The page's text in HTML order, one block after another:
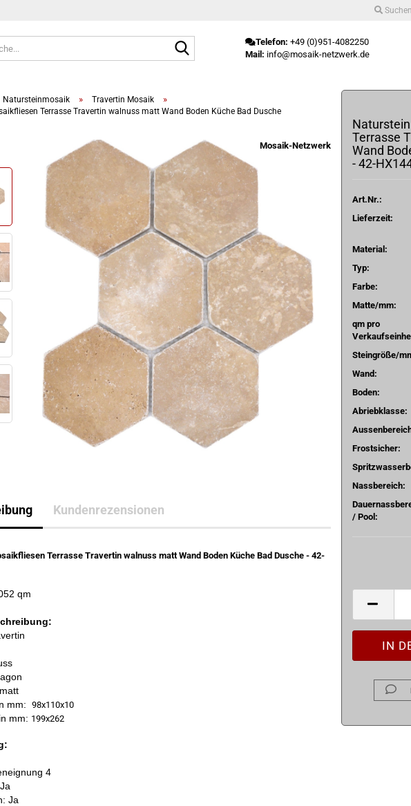
Suchen
Telefon: +49 (0)951-4082250
Mail: info@mosaik-netzwerk.de
Natursteinmosaik » Travertin Mosaik »
Terrasse Travertin walnuss matt Wand Boden Küche Bad Dusche
Mosaik-Netzwerk
Terrasse
Wand
- 42-
Art.Nr.:
Lieferzeit:
Material:
Typ:
Farbe:
Matte/mm:
qm pro
Steingröße/
Wand:
Boden:
Abriebklasse:
Frostsicher:
Nassbereich:
/ Pool:
Kundenrezensionen
Terrasse Travertin walnuss matt Wand Boden Küche Bad Dusche - 42-
qm
mm:98x110x10
mm: 199x262
4
Ja